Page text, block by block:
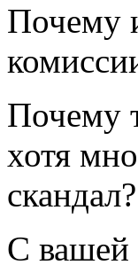
Почему
Почему
хотя
скандал?
С вашей